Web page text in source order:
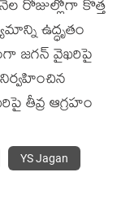
రోజుల్లోగా కొత్త
ఉద్ధృతం
జ‌గ‌న్ వైఖ‌రిపై
తీవ్ర ఆగ్ర‌హం
YS Jagan